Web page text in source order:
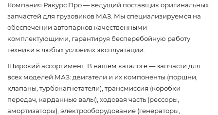
Компания Ракурс Про — ведущий поставщик оригинальных
запчастей для грузовиков МАЗ. Мы специализируемся на
обеспечении автопарков качественными
комплектующими, гарантируя бесперебойную работу
техники в любых условиях эксплуатации.
Широкий ассортимент: В нашем каталоге — запчасти для
всех моделей МАЗ: двигатели и их компоненты (поршни,
клапаны, турбонагнетатели), трансмиссия (коробки
передач, карданные валы), ходовая часть (рессоры,
амортизаторы), электрооборудование (генераторы,